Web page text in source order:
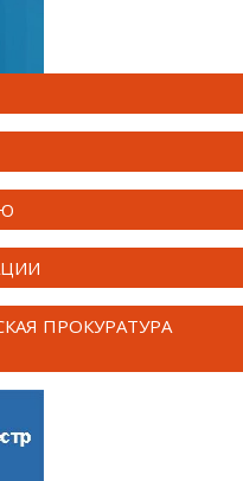
ПРОКУРАТУРА